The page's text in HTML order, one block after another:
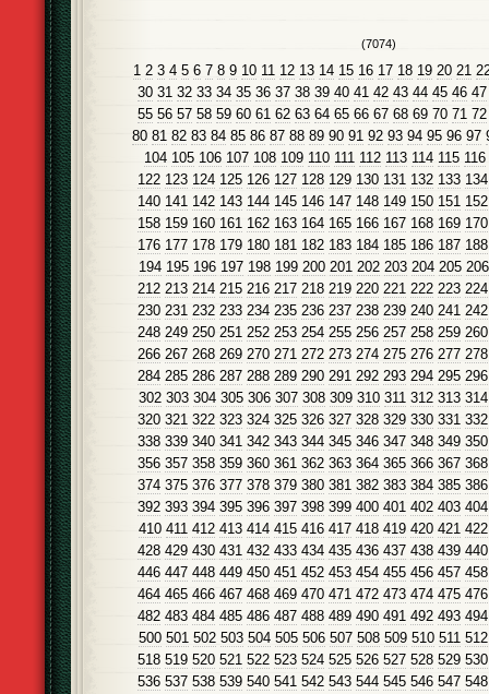
(7074)
1 2 3 4 5 6 7 8 9 10 11 12 13 14 15 16 17 18 19 20 21
30 31 32 33 34 35 36 37 38 39 40 41 42 43 44 45 46 47
55 56 57 58 59 60 61 62 63 64 65 66 67 68 69 70 71 72
80 81 82 83 84 85 86 87 88 89 90 91 92 93 94 95 96 97
104 105 106 107 108 109 110 111 112 113 114 115 116
122 123 124 125 126 127 128 129 130 131 132 133 134
140 141 142 143 144 145 146 147 148 149 150 151 152
158 159 160 161 162 163 164 165 166 167 168 169 170
176 177 178 179 180 181 182 183 184 185 186 187 188
194 195 196 197 198 199 200 201 202 203 204 205 206
212 213 214 215 216 217 218 219 220 221 222 223 224
230 231 232 233 234 235 236 237 238 239 240 241 242
248 249 250 251 252 253 254 255 256 257 258 259 260
266 267 268 269 270 271 272 273 274 275 276 277 278
284 285 286 287 288 289 290 291 292 293 294 295 296
302 303 304 305 306 307 308 309 310 311 312 313 314
320 321 322 323 324 325 326 327 328 329 330 331 332
338 339 340 341 342 343 344 345 346 347 348 349 350
356 357 358 359 360 361 362 363 364 365 366 367 368
374 375 376 377 378 379 380 381 382 383 384 385 386
392 393 394 395 396 397 398 399 400 401 402 403 404
410 411 412 413 414 415 416 417 418 419 420 421 422
428 429 430 431 432 433 434 435 436 437 438 439 440
446 447 448 449 450 451 452 453 454 455 456 457 458
464 465 466 467 468 469 470 471 472 473 474 475 476
482 483 484 485 486 487 488 489 490 491 492 493 494
500 501 502 503 504 505 506 507 508 509 510 511 512
518 519 520 521 522 523 524 525 526 527 528 529 530
536 537 538 539 540 541 542 543 544 545 546 547 548